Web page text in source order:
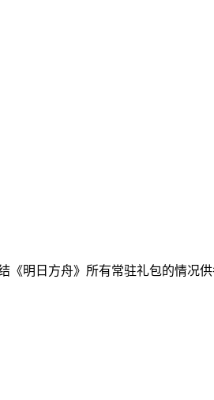
《明日方舟》所有常驻礼包的情况